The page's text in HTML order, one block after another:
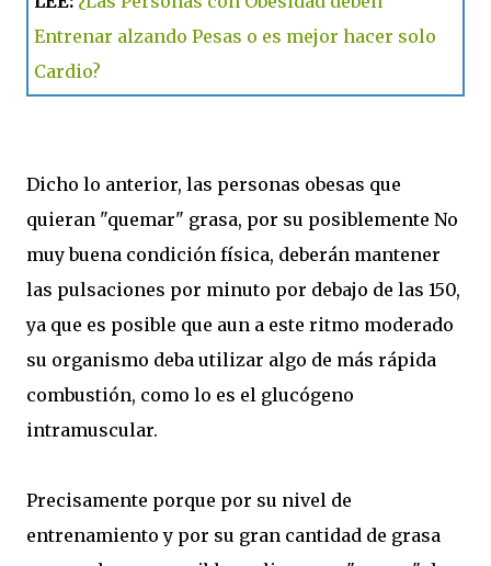
Entrenar alzando Pesas o es mejor hacer solo
Cardio?
Dicho lo anterior, las personas obesas que
quieran "quemar" grasa, por su posiblemente No
muy buena condición física, deberán mantener
las pulsaciones por minuto por debajo de las 150,
ya que es posible que aun a este ritmo moderado
su organismo deba utilizar algo de más rápida
combustión, como lo es el glucógeno
intramuscular.
Precisamente porque por su nivel de
entrenamiento y por su gran cantidad de grasa